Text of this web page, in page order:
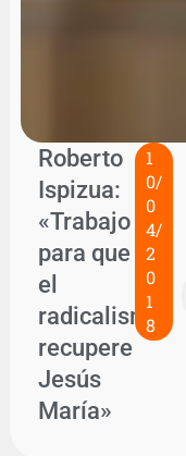
Roberto
Ispizua:
«Trabajo
para que
el
radicalismo
recupere
Jesús
María»
1
0/
0
4/
2
0
1
8